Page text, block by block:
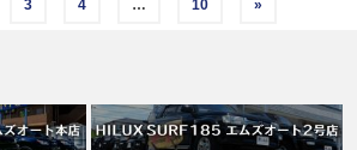
3 4 … 10 »